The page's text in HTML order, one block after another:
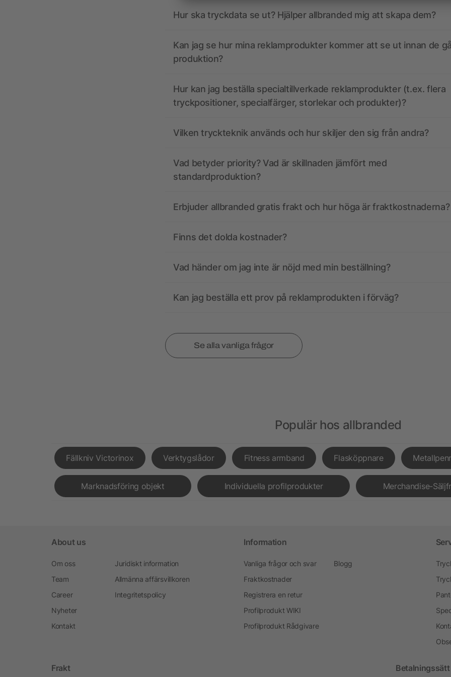
Hur ska tryckdata se ut? Hjälper allbranded mig att skapa dem?
Kan jag se hur mina reklamprodukter kommer att se ut innan de
produktion?
Hur kan jag beställa specialtillverkade reklamprodukter (t.ex. flera
tryckpositioner, specialfärger, storlekar och produkter)?
Vilken tryckteknik används och hur skiljer den sig från andra?
Vad betyder priority? Vad är skillnaden jämfört med
standardproduktion?
Erbjuder allbranded gratis frakt och hur höga är fraktkostnaderna?
Finns det dolda kostnader?
Vad händer om jag inte är nöjd med min beställning?
Kan jag beställa ett prov på reklamprodukten i förväg?
Se alla vanliga frågor
Populär hos allbranded
Fällkniv Victorinox Verktygslådor Fitness armband Flasköppnare
Marknadsföring objekt Individuella profilprodukter Merchandise-
About us
Om oss
Team
Career
Nyheter
Kontakt
Juridiskt information
Allmänna affärsvillkoren
Integritetspolicy
Information
Vanliga frågor och svar
Fraktkostnader
Registrera en retur
Profilprodukt WIKI
Profilprodukt Rådgivare
Blogg
Frakt Betalningssätt